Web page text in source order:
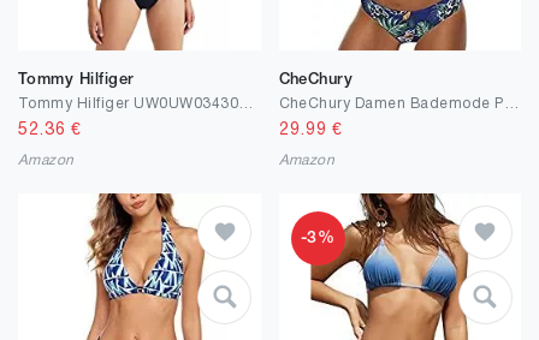
Tommy Hilfiger
52.36 €
Amazon
CheChury
29.99 €
Amazon
-3%